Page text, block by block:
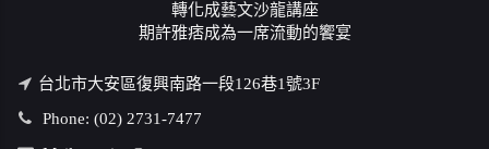
轉化成藝文沙龍講座
期許雅痞成為一席流動的饗宴
台北市大安區復興南路一段126巷1號3F
Phone: (02) 2731-7477